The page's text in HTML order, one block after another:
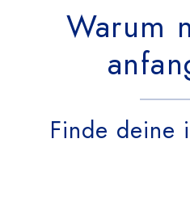
Warum
Finde deine